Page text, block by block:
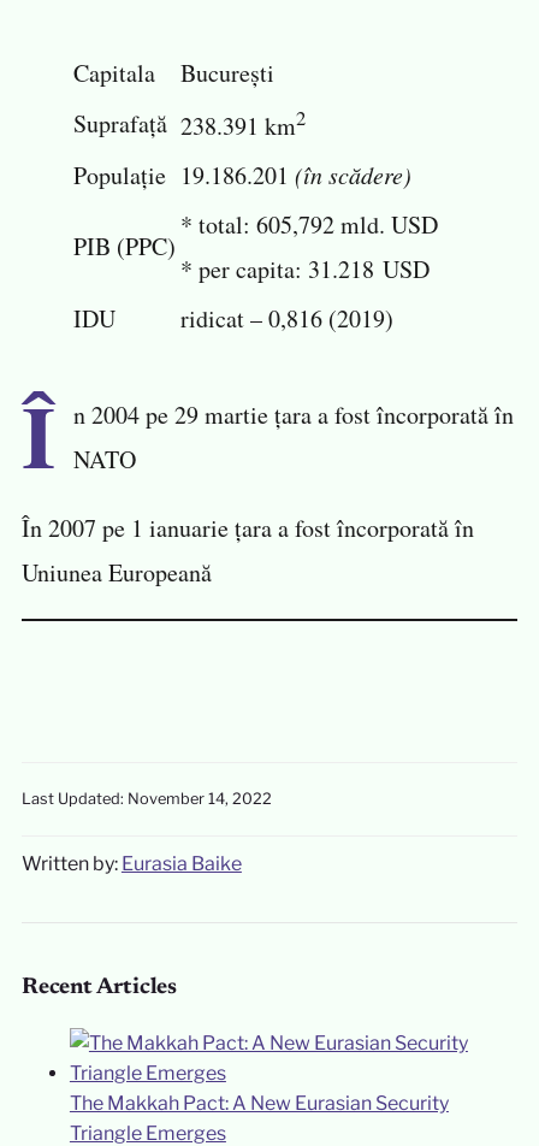
Capitala
București
Suprafață 238.391 km2
Populație 19.186.201 (în scădere)
PIB (PPC)
* total: 605,792 mld. USD
* per capita: 31.218 USD
IDU
ridicat – 0,816 (2019)
Î n 2004 pe 29 martie țara a fost încorporată în
NATO
În 2007 pe 1 ianuarie țara a fost încorporată în
Uniunea Europeană
Last Updated: November 14, 2022
Written by: Eurasia Baike
Recent Articles
The Makkah Pact: A New Eurasian Security
Triangle Emerges